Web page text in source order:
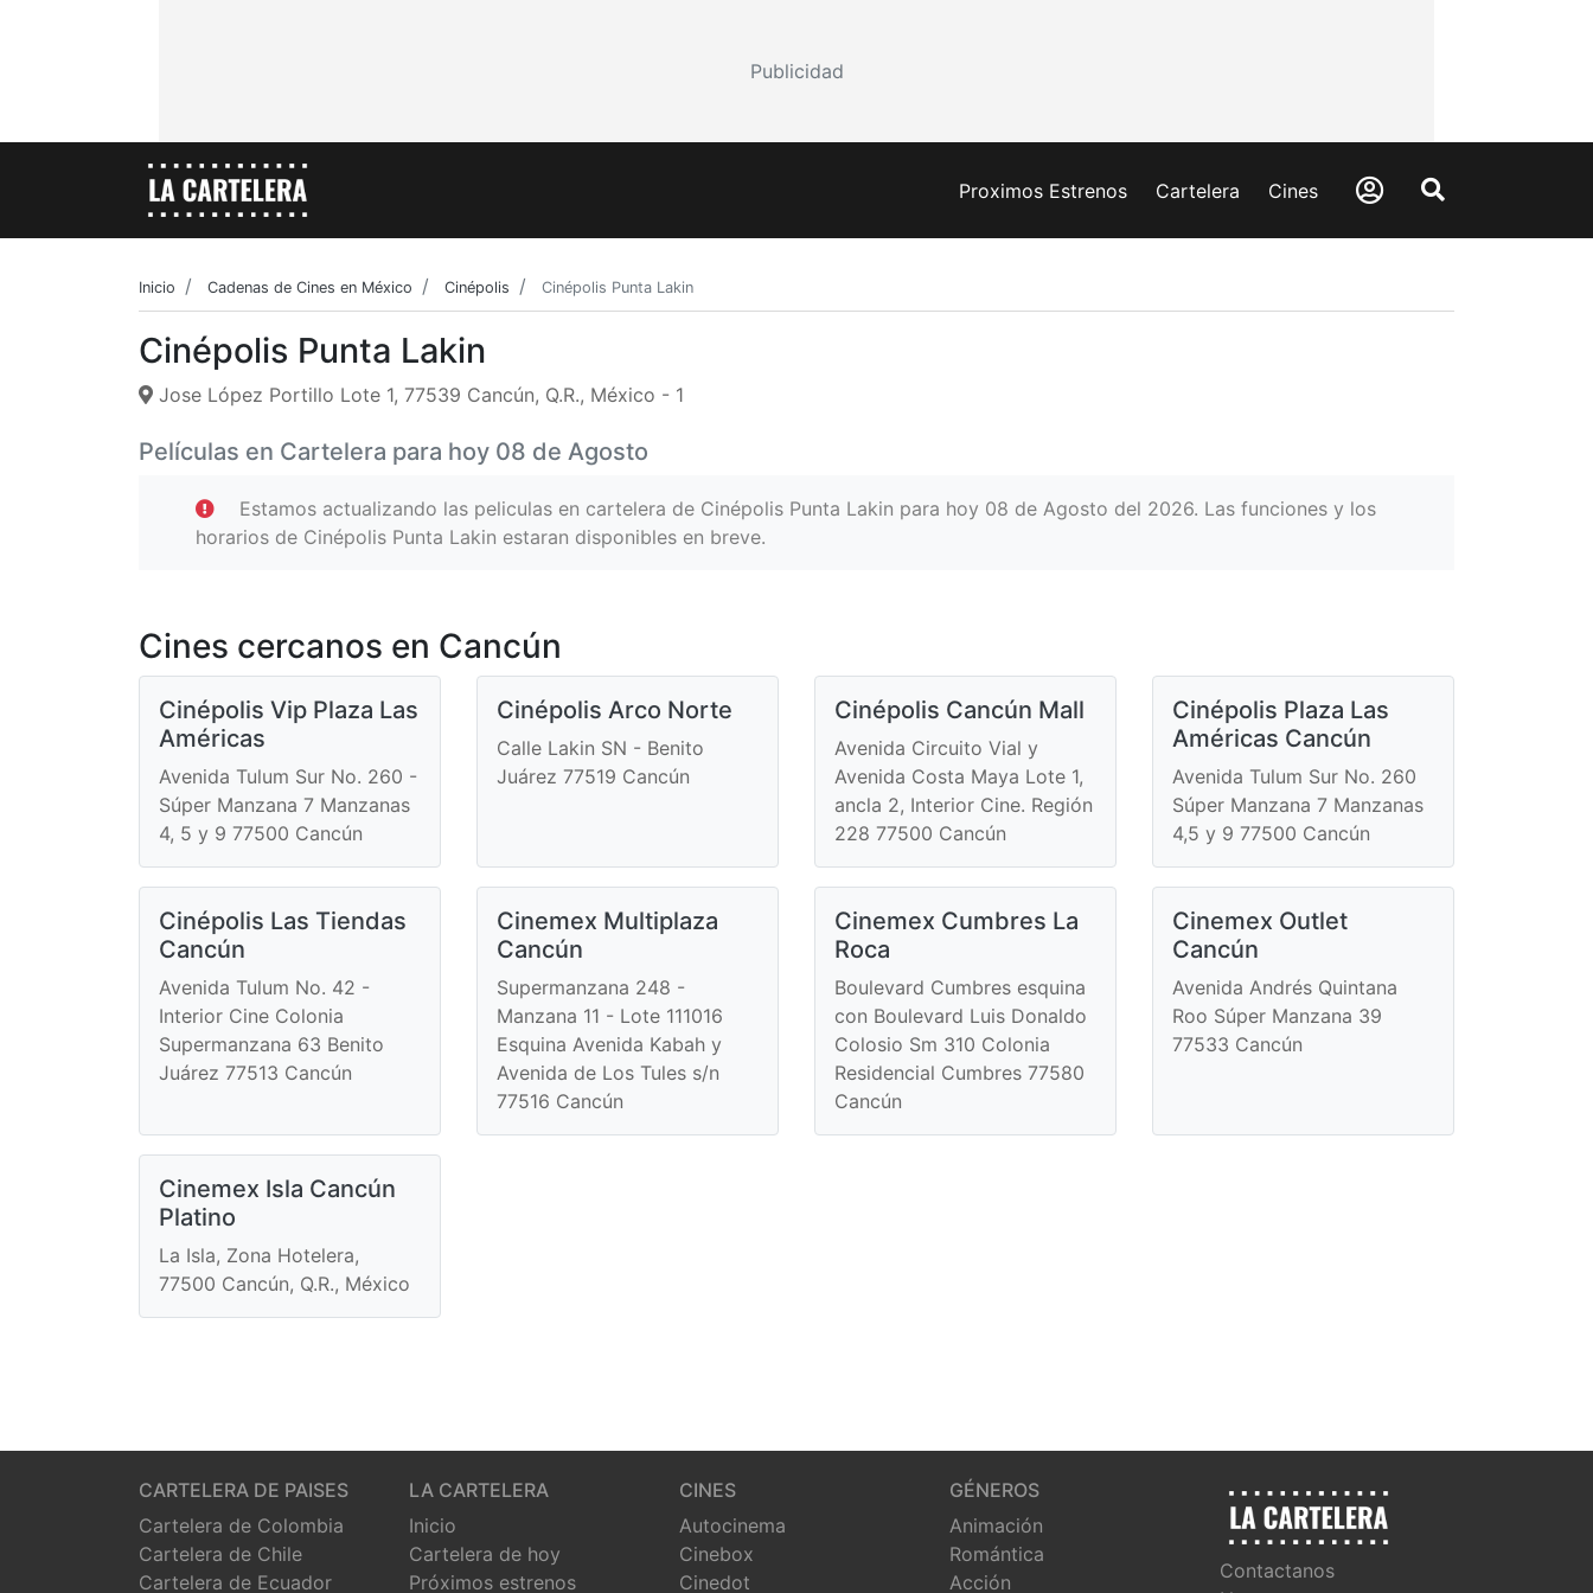
Publicidad
Proximos Estrenos Cartelera Cines
Inicio Cadenas de Cines en México Cinépolis Cinépolis Punta Lakin
Cinépolis Punta Lakin
Jose López Portillo Lote 1, 77539 Cancún, Q.R., México - 1
Películas en Cartelera para hoy 08 de Agosto
Estamos actualizando las peliculas en cartelera de Cinépolis Punta Lakin para hoy 08 de Agosto del 2026. Las funciones y los
horarios de Cinépolis Punta Lakin estaran disponibles en breve.
Cines cercanos en Cancún
Cinépolis Vip Plaza Las
Américas
Avenida Tulum Sur No. 260 -
Súper Manzana 7 Manzanas
4, 5 y 9 77500 Cancún
Cinépolis Arco Norte
Calle Lakin SN - Benito
Juárez 77519 Cancún
Cinépolis Cancún Mall
Avenida Circuito Vial y
Avenida Costa Maya Lote 1,
ancla 2, Interior Cine. Región
228 77500 Cancún
Cinépolis Plaza Las
Américas Cancún
Avenida Tulum Sur No. 260
Súper Manzana 7 Manzanas
4,5 y 9 77500 Cancún
Cinépolis Las Tiendas
Cancún
Avenida Tulum No. 42 -
Interior Cine Colonia
Supermanzana 63 Benito
Juárez 77513 Cancún
Cinemex Multiplaza
Cancún
Supermanzana 248 -
Manzana 11 - Lote 111016
Esquina Avenida Kabah y
Avenida de Los Tules s/n
77516 Cancún
Cinemex Cumbres La
Roca
Boulevard Cumbres esquina
con Boulevard Luis Donaldo
Colosio Sm 310 Colonia
Residencial Cumbres 77580
Cancún
Cinemex Outlet
Cancún
Avenida Andrés Quintana
Roo Súper Manzana 39
77533 Cancún
Cinemex Isla Cancún
Platino
La Isla, Zona Hotelera,
77500 Cancún, Q.R., México
CARTELERA DE PAISES
Cartelera de Colombia
Cartelera de Chile
Cartelera de Ecuador
LA CARTELERA
Inicio
Cartelera de hoy
Próximos estrenos
CINES
Autocinema
Cinebox
Cinedot
GÉNEROS
Animación
Romántica
Acción
Contactanos